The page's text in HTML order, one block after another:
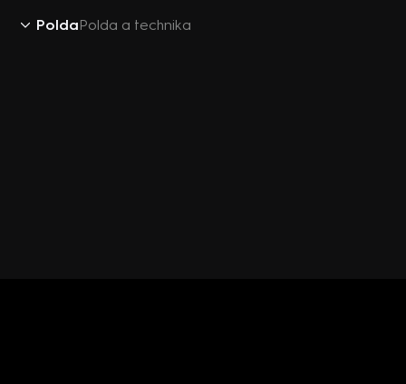
PoldaPolda a technika